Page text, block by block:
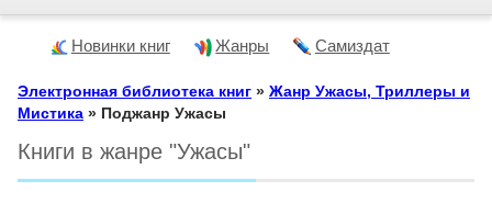
Новинки книг Жанры Самиздат
Электронная библиотека книг » Жанр Ужасы, Триллеры и
Мистика » Поджанр Ужасы
Книги в жанре "Ужасы"